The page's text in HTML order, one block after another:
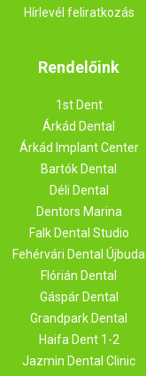
Hírlevél feliratkozás
Rendelőink
1st Dent
Árkád Dental
Árkád Implant Center
Bartók Dental
Déli Dental
Dentors Marina
Falk Dental Studio
Fehérvári Dental Újbuda
Flórián Dental
Gáspár Dental
Grandpark Dental
Haifa Dent 1-2
Jazmin Dental Clinic